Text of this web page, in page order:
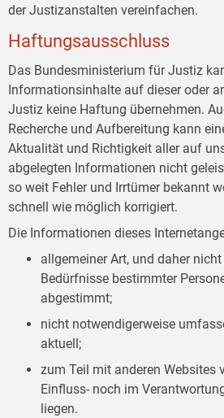
der Justizanstalten vereinfachen.
Haftungsausschluss
Das Bundesministerium für Justiz
Informationsinhalte auf dieser oder
Justiz keine Haftung übernehmen.
Recherche und Aufbereitung kann
Aktualität und Richtigkeit aller auf
abgelegten Informationen nicht
so weit Fehler und Irrtümer bekannt
schnell wie möglich korrigiert.
Die Informationen dieses
allgemeiner Art, und daher
Bedürfnisse bestimmter
abgestimmt;
nicht notwendigerweise
aktuell;
zum Teil mit anderen Websites
Einfluss- noch im
liegen.